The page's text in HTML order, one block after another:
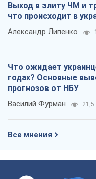
Выход в элиту ЧМ и
что происходит в
Александр Липенко
Что ожидает
годах? Основные
прогнозов от НБУ
Василий Фурман 21,5
Все мнения